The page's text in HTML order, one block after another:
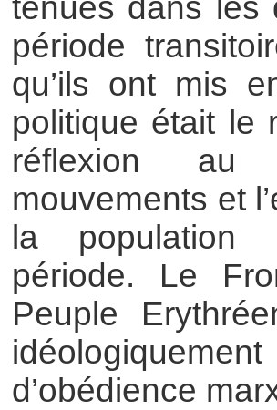
tenues dans les
période
qu’ils ont mis
politique était le
réflexion
mouvements et
la population
période. Le
Peuple
d’obédience